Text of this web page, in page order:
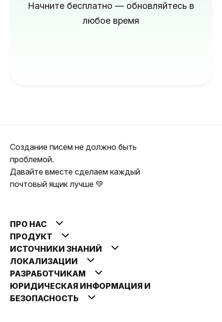
Начните бесплатно — обновляйтесь в
любое время
Создание писем не должно быть
проблемой.
Давайте вместе сделаем каждый
почтовый ящик лучше 💚
ПРО НАС
ПРОДУКТ
ИСТОЧНИКИ ЗНАНИЙ
ЛОКАЛИЗАЦИИ
РАЗРАБОТЧИКАМ
ЮРИДИЧЕСКАЯ ИНФОРМАЦИЯ И
БЕЗОПАСНОСТЬ